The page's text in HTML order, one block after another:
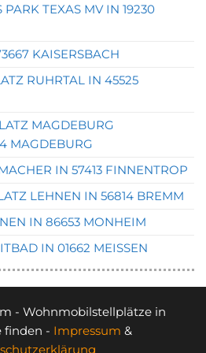
TEXAS MV IN 19230
KAISERSBACH
RUHRTAL IN 45525
MAGDEBURG
MAGDEBURG
IN 57413 FINNENTROP
LEHNEN IN 56814 BREMM
IN 86653 MONHEIM
IN 01662 MEISSEN
- Wohnmobilstellplätze in
finden - Impressum &